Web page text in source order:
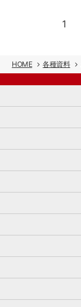
1
HOME 各種資料